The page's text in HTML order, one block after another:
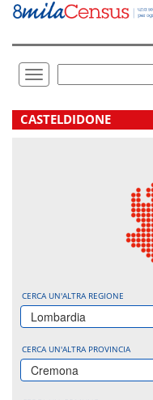
Vai
direttamente
Toggle
navigation
.
CASTELDIDONE
CERCA UN'ALTRA REGIONE
Lombardia
CERCA UN'ALTRA PROVINCIA
Cremona